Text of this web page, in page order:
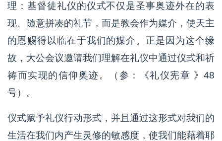
理：基督徒礼仪的仪式不仅是圣事奥迹外在的表
现、随意拼凑的礼节，而是教会作为媒介，使天主
的恩赐得以临在于我们的媒介。正是因为这个缘
故，大公会议邀请我们理解在礼仪中通过仪式和祈
祷而实现的信仰奥迹。（参：《礼仪宪章 》48
号）。
仪式赋予礼仪行动形式，并且通过这形式对我们的
生活在我们内产生灵修的敏感度，使我们能藉着耶